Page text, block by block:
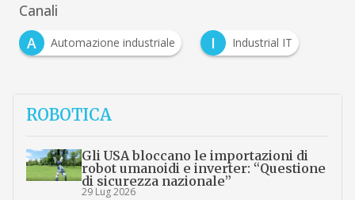
Canali
A
Automazione industriale I Industrial IT
ROBOTICA
Gli USA bloccano le importazioni di
robot umanoidi e inverter: “Questione
di sicurezza nazionale”
29 Lug 2026